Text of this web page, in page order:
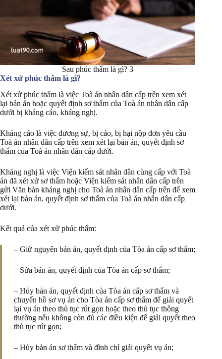
Sau phúc thẩm là gì? 3
Xét xử phúc thẩm là gì?
Xét xử phúc thẩm là việc Toà án nhân dân cấp trên xem xét
lại bản án hoặc quyết định sơ thẩm của Toà án nhân dân cấp
dưới bị kháng cáo, kháng nghị.
Kháng cáo là việc đương sự, bị cáo, bị hại nộp đơn yêu cầu
Toà án nhân dân cấp trên xem xét lại bản án, quyết định sơ
thẩm của Toà án nhân dân cấp dưới.
Kháng nghị là việc Viện kiểm sát nhân dân cùng cấp với Toà
án đã xét xử sơ thẩm hoặc Viện kiểm sát nhân dân cấp trên
gửi Văn bản kháng nghị cho Toà án nhân dân cấp trên để xem
xét lại bản án, quyết định sơ thẩm của Toà án nhân dân cấp
dưới.
Kết quả của xét xử phúc thẩm:
– Giữ nguyên bản án, quyết định của Tòa án cấp sơ thẩm;
– Sửa bản án, quyết định của Tòa án cấp sơ thẩm;
– Hủy bản án, quyết định của Tòa án cấp sơ thẩm và
chuyển hồ sơ vụ án cho Tòa án cấp sơ thẩm để giải quyết
lại vụ án theo thủ tục rút gọn hoặc theo thủ tục thông
thường nếu không còn đủ các điều kiện để giải quyết theo
thủ tục rút gọn;
– Hủy bản án sơ thẩm và đình chỉ giải quyết vụ án;